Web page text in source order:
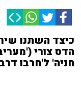
כיצד השתנו
הדס צורי
חניה' ל'חרבו